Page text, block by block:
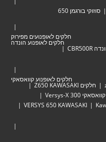
חלקים לאופנועים מפירוק
חלקים לאופנוע הונדה
חלקים לאופנוע קוואסאקי
VERSYS 650